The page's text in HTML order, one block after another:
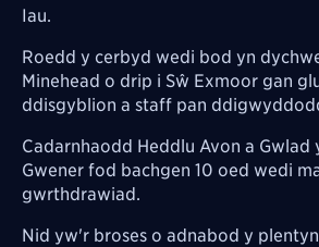
Iau.
Roedd y cerbyd wedi bod yn
Minehead o drip i Sŵ Exmoor gan
ddisgyblion a staff pan
Cadarnhaodd Heddlu Avon a Gwlad
Gwener fod bachgen 10 oed wedi
gwrthdrawiad.
Nid yw'r broses o adnabod y